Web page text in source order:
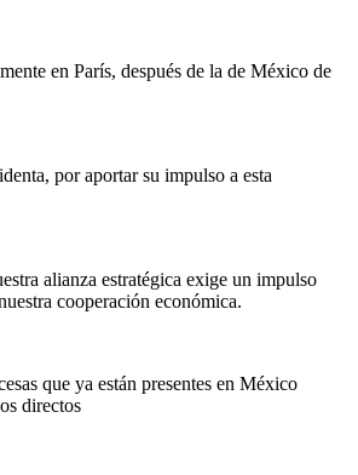
en París, después de la de México de
por aportar su impulso a esta
alianza estratégica exige un impulso
cooperación económica.
que ya están presentes en México
directos